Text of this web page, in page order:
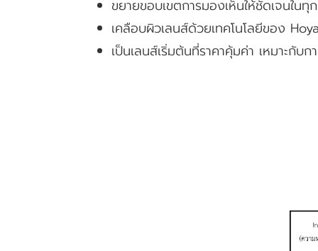
ขยายขอบเขตการมองเห็นให้ชัดเจนใ
เคลือบผิวเลนส์ด้วยเทคโนโลยีของ
เป็นเลนส์เริ่มต้นที่ราคาคุ้มค่า เหมาะกับก